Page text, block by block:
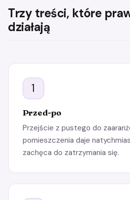
Trzy treści, które
działają
1
Przed-po
Przejście z pustego do
pomieszczenia daje
zachęca do zatrzymania się.